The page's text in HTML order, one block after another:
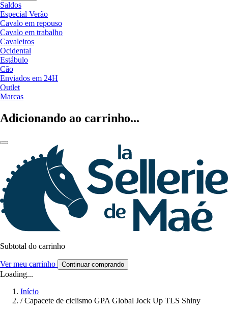
Saldos
Especial Verão
Cavalo em repouso
Cavalo em trabalho
Cavaleiros
Ocidental
Estábulo
Cão
Enviados em 24H
Outlet
Marcas
Adicionando ao carrinho...
Subtotal do carrinho
Ver meu carrinho Continuar comprando
Loading...
Início
/ Capacete de ciclismo GPA Global Jock Up TLS Shiny